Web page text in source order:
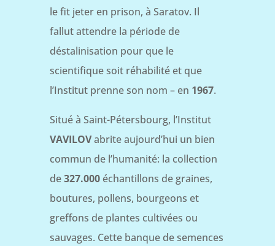
le fit jeter en prison, à Saratov. Il
fallut attendre la période de
déstalinisation pour que le
scientifique soit réhabilité et que
l’Institut prenne son nom – en 1967.
Situé à Saint-Pétersbourg, l’Institut
VAVILOVabrite aujourd’hui un bien
commun de l’humanité: la collection
de327.000échantillons de graines,
boutures, pollens, bourgeons et
greffons de plantes cultivées ou
sauvages. Cette banque de semences